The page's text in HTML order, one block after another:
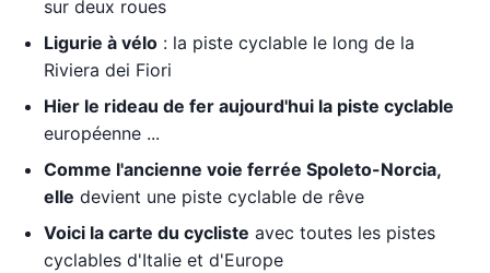
sur deux roues
Ligurie à vélo : la piste cyclable le long de la
Riviera dei Fiori
Hier le rideau de fer aujourd'hui la piste cyclable
européenne ...
Comme l'ancienne voie ferrée Spoleto-Norcia,
elle devient une piste cyclable de rêve
Voici la carte du cycliste avec toutes les pistes
cyclables d'Italie et d'Europe